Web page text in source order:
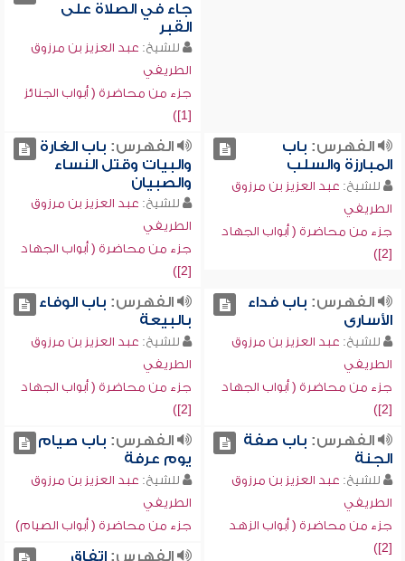
جاء في الصلاة على
القبر
للشيخ: عبد العزيز بن مرزوق
الطريفي
جزء من محاضرة ( أبواب الجنائز
[1])
الفهرس: باب
المبارزة والسلب
للشيخ: عبد العزيز بن مرزوق
الطريفي
جزء من محاضرة ( أبواب الجهاد
[2])
الفهرس: باب الغارة
والبيات وقتل النساء
والصبيان
للشيخ: عبد العزيز بن مرزوق
الطريفي
جزء من محاضرة ( أبواب الجهاد
[2])
الفهرس: باب فداء
الأسارى
للشيخ: عبد العزيز بن مرزوق
الطريفي
جزء من محاضرة ( أبواب الجهاد
[2])
الفهرس: باب الوفاء
بالبيعة
للشيخ: عبد العزيز بن مرزوق
الطريفي
جزء من محاضرة ( أبواب الجهاد
[2])
الفهرس: باب صفة
الجنة
للشيخ: عبد العزيز بن مرزوق
الطريفي
جزء من محاضرة ( أبواب الزهد
[2])
الفهرس: باب صيام
يوم عرفة
للشيخ: عبد العزيز بن مرزوق
الطريفي
جزء من محاضرة ( أبواب الصيام)
الفهرس:اتفاق